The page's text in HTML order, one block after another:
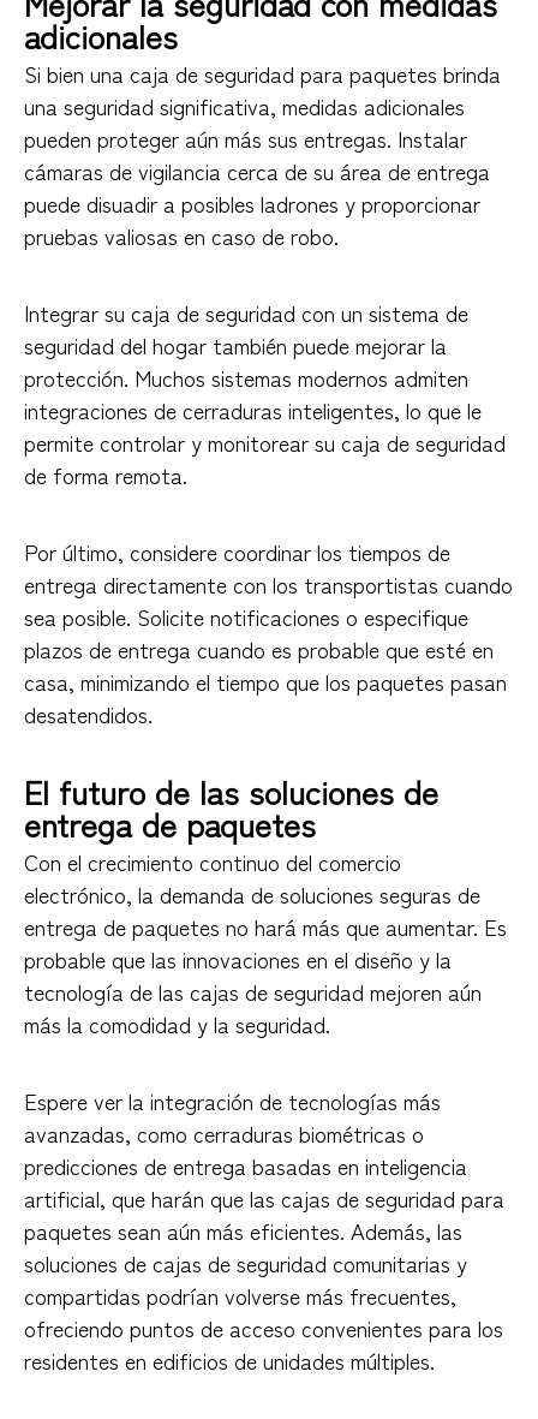
adicionales
Si bien una caja de seguridad para paquetes brinda
una seguridad significativa, medidas adicionales
pueden proteger aún más sus entregas. Instalar
cámaras de vigilancia cerca de su área de entrega
puede disuadir a posibles ladrones y proporcionar
pruebas valiosas en caso de robo.
Integrar su caja de seguridad con un sistema de
seguridad del hogar también puede mejorar la
protección. Muchos sistemas modernos admiten
integraciones de cerraduras inteligentes, lo que le
permite controlar y monitorear su caja de seguridad
de forma remota.
Por último, considere coordinar los tiempos de
entrega directamente con los transportistas cuando
sea posible. Solicite notificaciones o especifique
plazos de entrega cuando es probable que esté en
casa, minimizando el tiempo que los paquetes pasan
desatendidos.
El futuro de las soluciones de
entrega de paquetes
Con el crecimiento continuo del comercio
electrónico, la demanda de soluciones seguras de
entrega de paquetes no hará más que aumentar. Es
probable que las innovaciones en el diseño y la
tecnología de las cajas de seguridad mejoren aún
más la comodidad y la seguridad.
Espere ver la integración de tecnologías más
avanzadas, como cerraduras biométricas o
predicciones de entrega basadas en inteligencia
artificial, que harán que las cajas de seguridad para
paquetes sean aún más eficientes. Además, las
soluciones de cajas de seguridad comunitarias y
compartidas podrían volverse más frecuentes,
ofreciendo puntos de acceso convenientes para los
residentes en edificios de unidades múltiples.